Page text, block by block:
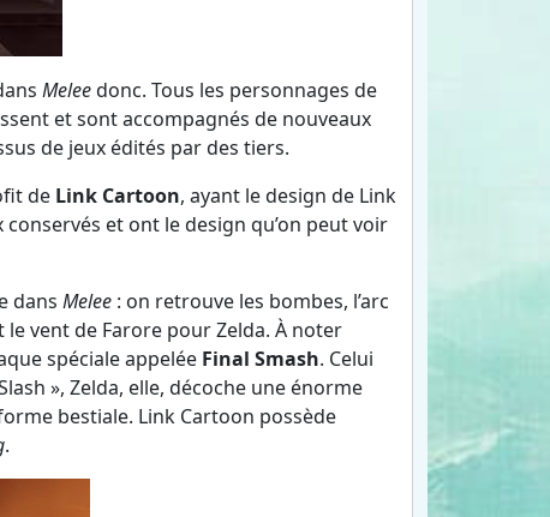
Meleedonc. Tous les personnages de
et sont accompagnés de nouveaux
de jeux édités par des tiers.
de Link Cartoon, ayant le design de Link
et ont le design qu’on peut voir
dans Melee: on retrouve les bombes, l’arc
vent de Farore pour Zelda. À noter
spéciale appelée Final Smash. Celui
», Zelda, elle, décoche une énorme
bestiale. Link Cartoon possède
.